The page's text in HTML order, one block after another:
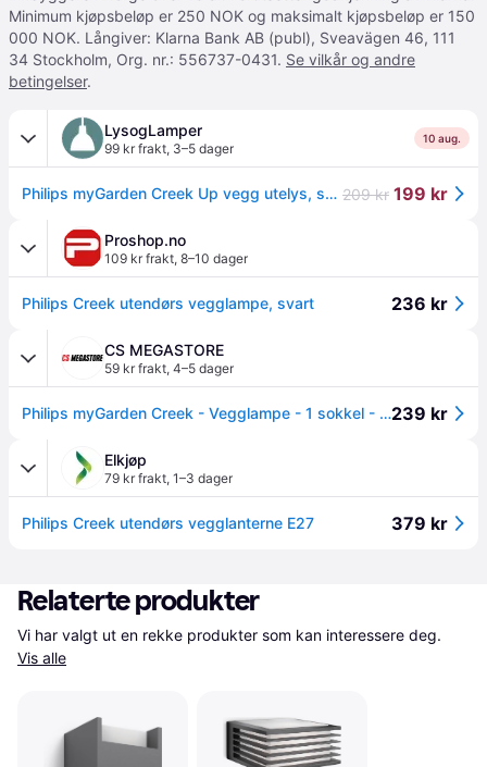
Minimum kjøpsbeløp er 250 NOK og maksimalt kjøpsbeløp er 150
000 NOK. Långiver: Klarna Bank AB (publ), Sveavägen 46, 111
34 Stockholm, Org. nr.: 556737-0431. Se vilkår og andre
betingelser.
LysogLamper
99 kr frakt, 3–5 dager
10 aug.
Philips myGarden Creek Up vegg utelys, sort 209 kr 199 kr
Proshop.no
109 kr frakt, 8–10 dager
Philips Creek utendørs vegglampe, svart 236 kr
CS MEGASTORE
59 kr frakt, 4–5 dager
Philips myGarden Creek - Vegglampe - 1 sokkel - E27 - lanterne - svart239 kr
Elkjøp
79 kr frakt, 1–3 dager
Philips Creek utendørs vegglanterne E27 379 kr
Relaterte produkter
Vis alle